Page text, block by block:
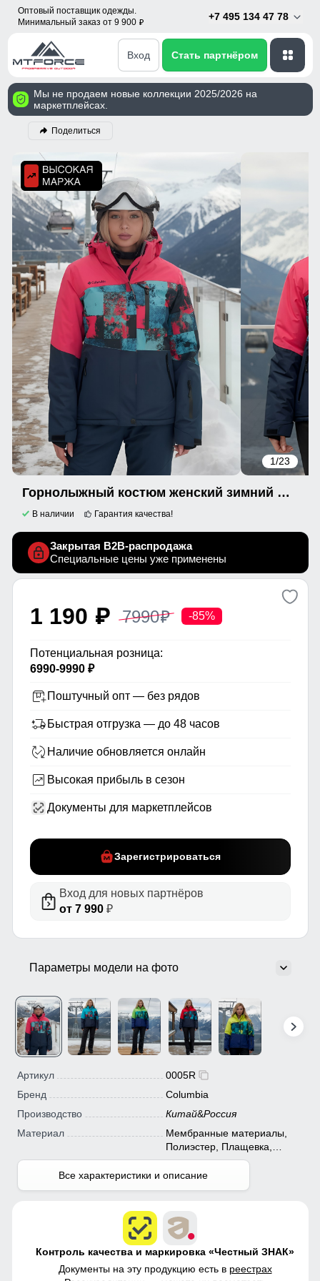
Оптовый поставщик одежды.
Минимальный заказ от 9 900 p
+7 495 134 47 78
Вход Стать партнёром
Мы не продаем новые коллекции 2025/2026 на
маркетплейсах.
Поделиться
1/23
Горнолыжный костюм женский зимний розового цвета 0005R
В наличии Гарантия качества!
Закрытая B2B-распродажа
Специальные цены уже применены
1 190 p 7990p -85%
Потенциальная розница:
6990-9990 ₽
Поштучный опт — без рядов
Быстрая отгрузка — до 48 часов
Наличие обновляется онлайн
Высокая прибыль в сезон
Документы для маркетплейсов
Зарегистрироваться
Вход для новых партнёров
от 7 990₽
Параметры модели на фото
Артикул
0005R
Бренд
Columbia
Производство
Китай&Россия
Материал
Мембранные материалы,
Полиэстер, Плащевка,
Тефлон
Все характеристики и описание
Контроль качества и маркировка «Честный ЗНАК»
Документы на эту продукцию есть в реестрах